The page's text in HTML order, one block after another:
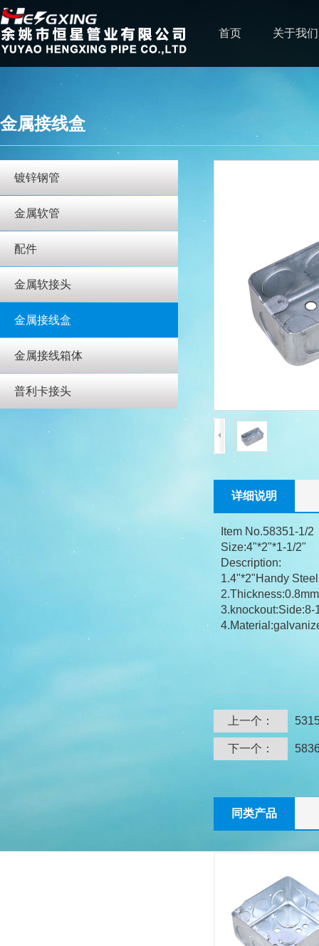
首页 关于我们
金属接线盒
镀锌钢管
金属软管
配件
金属软接头
金属接线盒
金属接线箱体
普利卡接头
详细说明
Item No.58351-1/2
Size:4"*2"*1-1/2"
Description:
1.4"*2"Handy
3.knockout:Side:8-
上一个：
下一个：
同类产品